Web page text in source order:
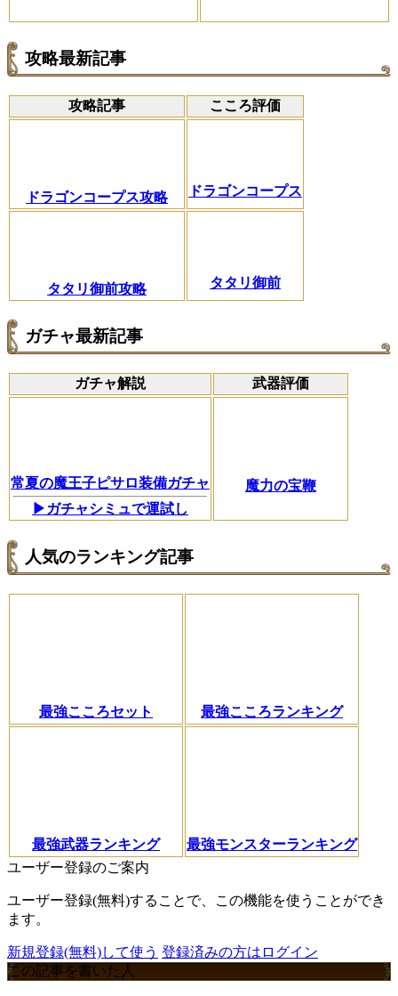
攻略最新記事
攻略記事 こころ評価
ドラゴンコープス攻略 ドラゴンコープス
タタリ御前攻略 タタリ御前
ガチャ最新記事
ガチャ解説 武器評価
常夏の魔王子ピサロ装備ガチャ
▶ガチャシミュで運試し
魔力の宝鞭
人気のランキング記事
最強こころセット 最強こころランキング
最強武器ランキング
最強モンスターランキング
ユーザー登録のご案内
ユーザー登録(無料)することで、この機能を使うことができ
ます。
新規登録(無料)して使う 登録済みの方はログイン
この記事を書いた人